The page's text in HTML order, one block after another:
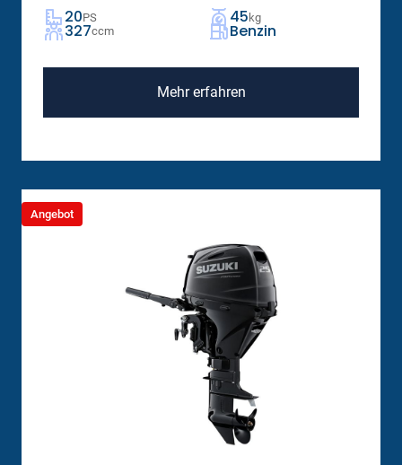
20PS 45 kg
327ccm Benzin
Mehr erfahren
Angebot